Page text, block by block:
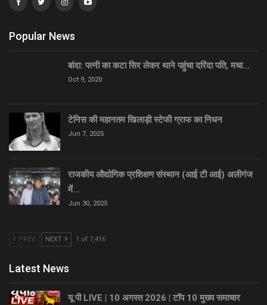
Popular News
बांदा: पत्नी का कटा सिर लेकर थाने पहुंचा दरिंदा पति, मचा…
Oct 9, 2020
टेनिस की महानतम खिलाड़ी स्टेफी ग्राफ का निधन
Jun 7, 2025
राजकीय औद्योगिक प्रशिक्षण संस्थान (आई टी आई) अलीगंज
में…
Jun 30, 2025
PREV NEXT 1 of 7,416
Latest News
यू पी LIVE | 10 अगस्त 2026 | टॉप 10 मुख्य समाचार